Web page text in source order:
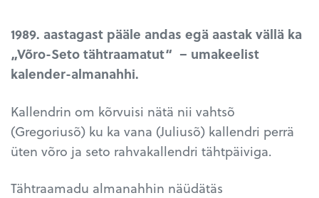
1989. aastagast pääle andas egä aastak vällä ka
„Võro-Seto tähtraamatut“ – umakeelist
kalender-almanahhi.
Kallendrin om kõrvuisi nätä nii vahtsõ
(Gregoriusõ) ku ka vana (Juliusõ) kallendri perrä
üten võro ja seto rahvakallendri tähtpäiviga.
Tähtraamadu almanahhin näüdätäs